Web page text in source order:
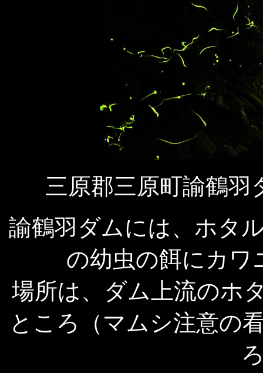
三原郡三原町諭鶴羽
諭鶴羽ダムには、ホタ
の幼虫の餌にカワ
場所は、ダム上流のホ
ところ（マムシ注意の